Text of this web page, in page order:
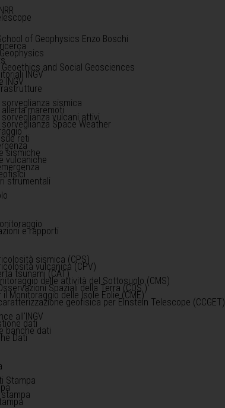
of Geophysics Enzo Boschi
and Social Geosciences
INGV
INGV
sorveglianza sismica
allerta maremoti
sorveglianza vulcani attivi
Space Weather
sue reti
sismiche
vulcaniche
strumentali
e rapporti
sismica (CPS)
vulcanica (CPV)
tsunami (CAT)
delle attività del Sottosuolo (CMS)
Spaziali della Terra (COS )
il Monitoraggio delle Isole Eolie (CME)
geofisica per Einstein Telescope (CCGET)
all'INGV
dati
banche dati
Dati
Stampa